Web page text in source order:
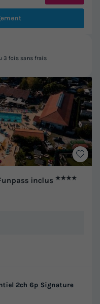
inclus ★★★★
2ch 6p Signature
3 fois sans frais